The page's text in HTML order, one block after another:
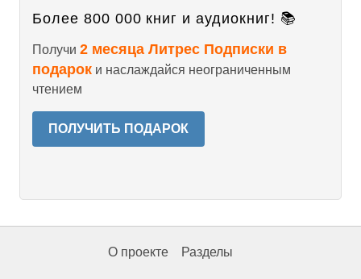
Более 800 000 книг и аудиокниг! 📚
Получи 2 месяца Литрес Подписки в
подарок и наслаждайся неограниченным
чтением
ПОЛУЧИТЬ ПОДАРОК
О проекте Разделы